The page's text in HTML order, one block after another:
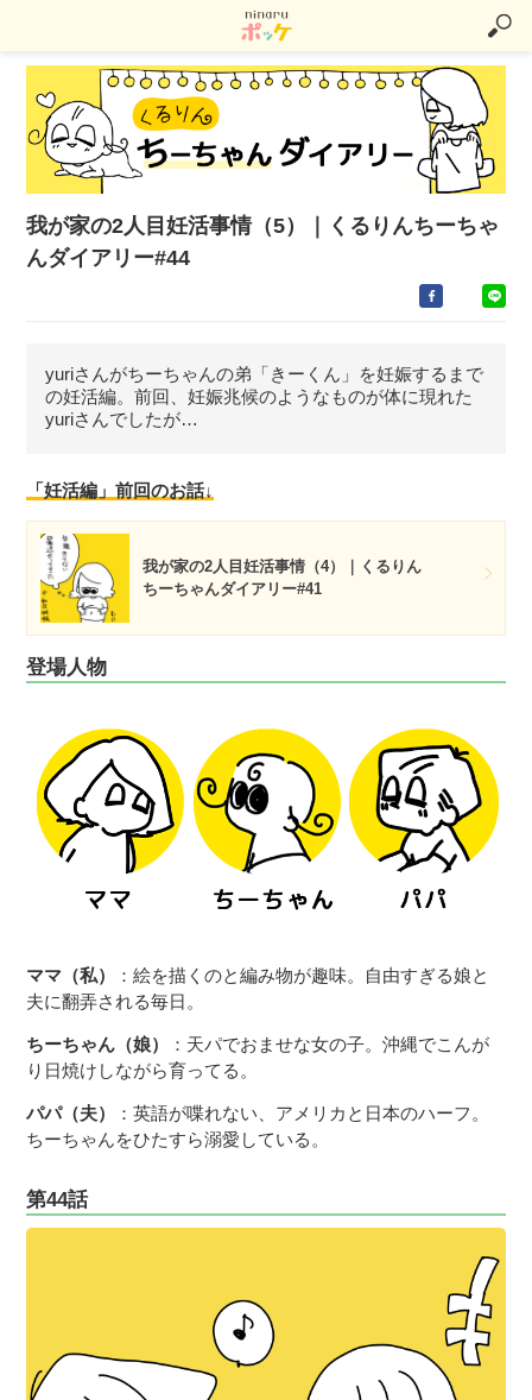
我が家の2人目妊活事情（5）｜くるりんちーちゃ
んダイアリー#44
yuriさんがちーちゃんの弟「きーくん」を妊娠するまで
の妊活編。前回、妊娠兆候のようなものが体に現れた
yuriさんでしたが…
「妊活編」前回のお話↓
我が家の2人目妊活事情（4）｜くるりん
ちーちゃんダイアリー#41
登場人物
ママ（私）
：絵を描くのと編み物が趣味。自由すぎる娘と
夫に翻弄される毎日。
ちーちゃん（娘）
：天パでおませな女の子。沖縄でこんが
り日焼けしながら育ってる。
パパ（夫）
：英語が喋れない、アメリカと日本のハーフ。
ちーちゃんをひたすら溺愛している。
第44話